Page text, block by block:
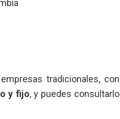
tradicionales, con
y fijo, y puedes consultarlo